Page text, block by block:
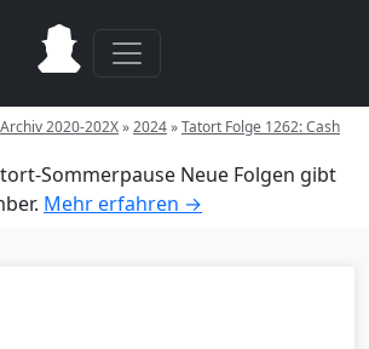
Archiv 2020-202X»2024»Tatort Folge 1262: Cash
Sommerpause Neue Folgen gibt
Mehr erfahren →